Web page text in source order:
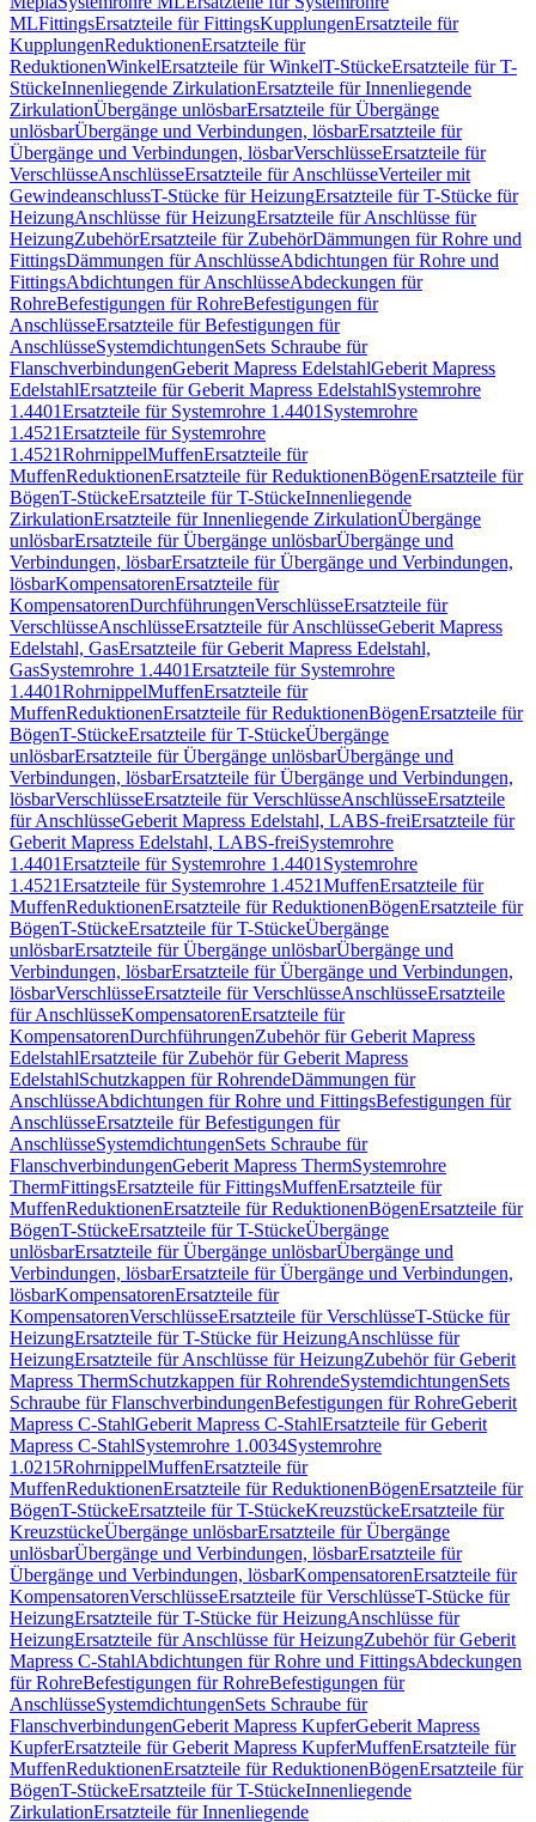
MLFittingsErsatzteile für FittingsKupplungenErsatzteile für
KupplungenReduktionenErsatzteile für
ReduktionenWinkelErsatzteile für WinkelT-StückeErsatzteile für T-
StückeInnenliegende ZirkulationErsatzteile für Innenliegende
ZirkulationÜbergänge unlösbarErsatzteile für Übergänge
unlösbarÜbergänge und Verbindungen, lösbarErsatzteile für
Übergänge und Verbindungen, lösbarVerschlüsseErsatzteile für
VerschlüsseAnschlüsseErsatzteile für AnschlüsseVerteiler mit
GewindeanschlussT-Stücke für HeizungErsatzteile für T-Stücke für
HeizungAnschlüsse für HeizungErsatzteile für Anschlüsse für
HeizungZubehörErsatzteile für ZubehörDämmungen für Rohre und
FittingsDämmungen für AnschlüsseAbdichtungen für Rohre und
FittingsAbdichtungen für AnschlüsseAbdeckungen für
RohreBefestigungen für RohreBefestigungen für
AnschlüsseErsatzteile für Befestigungen für
AnschlüsseSystemdichtungenSets Schraube für
FlanschverbindungenGeberit Mapress EdelstahlGeberit Mapress
EdelstahlErsatzteile für Geberit Mapress EdelstahlSystemrohre
1.4401Ersatzteile für Systemrohre 1.4401 Systemrohre
1.4521Ersatzteile für Systemrohre
1.4521RohrnippelMuffenErsatzteile für
MuffenReduktionenErsatzteile für ReduktionenBögenErsatzteile für
BögenT-StückeErsatzteile für T-StückeInnenliegende
ZirkulationErsatzteile für Innenliegende ZirkulationÜbergänge
unlösbarErsatzteile für Übergänge unlösbarÜbergänge und
Verbindungen, lösbarErsatzteile für Übergänge und Verbindungen,
lösbarKompensatorenErsatzteile für
KompensatorenDurchführungenVerschlüsseErsatzteile für
VerschlüsseAnschlüsseErsatzteile für AnschlüsseGeberit Mapress
Edelstahl, GasErsatzteile für Geberit Mapress Edelstahl,
GasSystemrohre 1.4401Ersatzteile für Systemrohre
1.4401RohrnippelMuffenErsatzteile für
MuffenReduktionenErsatzteile für ReduktionenBögenErsatzteile für
BögenT-StückeErsatzteile für T-StückeÜbergänge
unlösbarErsatzteile für Übergänge unlösbarÜbergänge und
Verbindungen, lösbarErsatzteile für Übergänge und Verbindungen,
lösbarVerschlüsseErsatzteile für VerschlüsseAnschlüsseErsatzteile
für AnschlüsseGeberit Mapress Edelstahl, LABS-freiErsatzteile für
Geberit Mapress Edelstahl, LABS-freiSystemrohre
1.4401Ersatzteile für Systemrohre 1.4401 Systemrohre
1.4521Ersatzteile für Systemrohre 1.4521MuffenErsatzteile für
MuffenReduktionenErsatzteile für ReduktionenBögenErsatzteile für
BögenT-StückeErsatzteile für T-StückeÜbergänge
unlösbarErsatzteile für Übergänge unlösbarÜbergänge und
Verbindungen, lösbarErsatzteile für Übergänge und Verbindungen,
lösbarVerschlüsseErsatzteile für VerschlüsseAnschlüsseErsatzteile
für AnschlüsseKompensatorenErsatzteile für
KompensatorenDurchführungenZubehör für Geberit Mapress
EdelstahlErsatzteile für Zubehör für Geberit Mapress
EdelstahlSchutzkappen für RohrendeDämmungen für
AnschlüsseAbdichtungen für Rohre und FittingsBefestigungen für
AnschlüsseErsatzteile für Befestigungen für
AnschlüsseSystemdichtungenSets Schraube für
FlanschverbindungenGeberit Mapress ThermSystemrohre
ThermFittingsErsatzteile für FittingsMuffenErsatzteile für
MuffenReduktionenErsatzteile für ReduktionenBögenErsatzteile für
BögenT-StückeErsatzteile für T-StückeÜbergänge
unlösbarErsatzteile für Übergänge unlösbarÜbergänge und
Verbindungen, lösbarErsatzteile für Übergänge und Verbindungen,
lösbarKompensatorenErsatzteile für
KompensatorenVerschlüsseErsatzteile für VerschlüsseT-Stücke für
HeizungErsatzteile für T-Stücke für HeizungAnschlüsse für
HeizungErsatzteile für Anschlüsse für HeizungZubehör für Geberit
Mapress ThermSchutzkappen für RohrendeSystemdichtungenSets
Schraube für FlanschverbindungenBefestigungen für RohreGeberit
Mapress C-StahlGeberit Mapress C-StahlErsatzteile für Geberit
Mapress C-StahlSystemrohre 1.0034Systemrohre
1.0215RohrnippelMuffenErsatzteile für
MuffenReduktionenErsatzteile für ReduktionenBögenErsatzteile für
BögenT-StückeErsatzteile für T-StückeKreuzstückeErsatzteile für
KreuzstückeÜbergänge unlösbarErsatzteile für Übergänge
unlösbarÜbergänge und Verbindungen, lösbarErsatzteile für
Übergänge und Verbindungen, lösbarKompensatorenErsatzteile für
KompensatorenVerschlüsseErsatzteile für VerschlüsseT-Stücke für
HeizungErsatzteile für T-Stücke für HeizungAnschlüsse für
HeizungErsatzteile für Anschlüsse für HeizungZubehör für Geberit
Mapress C-StahlAbdichtungen für Rohre und FittingsAbdeckungen
für RohreBefestigungen für RohreBefestigungen für
AnschlüsseSystemdichtungenSets Schraube für
FlanschverbindungenGeberit Mapress KupferGeberit Mapress
KupferErsatzteile für Geberit Mapress KupferMuffenErsatzteile für
MuffenReduktionenErsatzteile für ReduktionenBögenErsatzteile für
BögenT-StückeErsatzteile für T-StückeInnenliegende
ZirkulationErsatzteile für Innenliegende